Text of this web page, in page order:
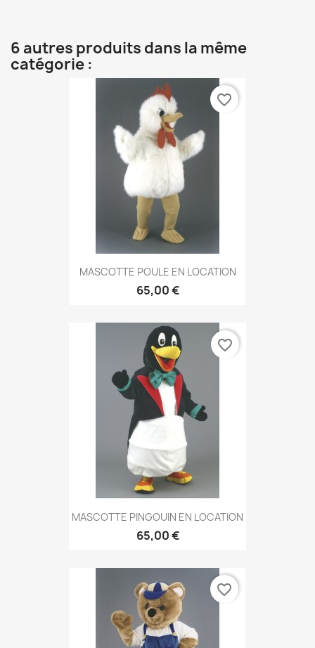
6 autres produits dans la même
catégorie :
MASCOTTE POULE EN LOCATION
65,00 €
favorite_border
MASCOTTE PINGOUIN EN LOCATION
65,00 €
favorite_border
favorite_border